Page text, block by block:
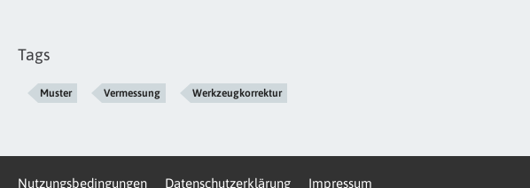
Tags
Muster Vermessung Werkzeugkorrektur
Nutzungsbedingungen Datenschutzerklärung Impressum